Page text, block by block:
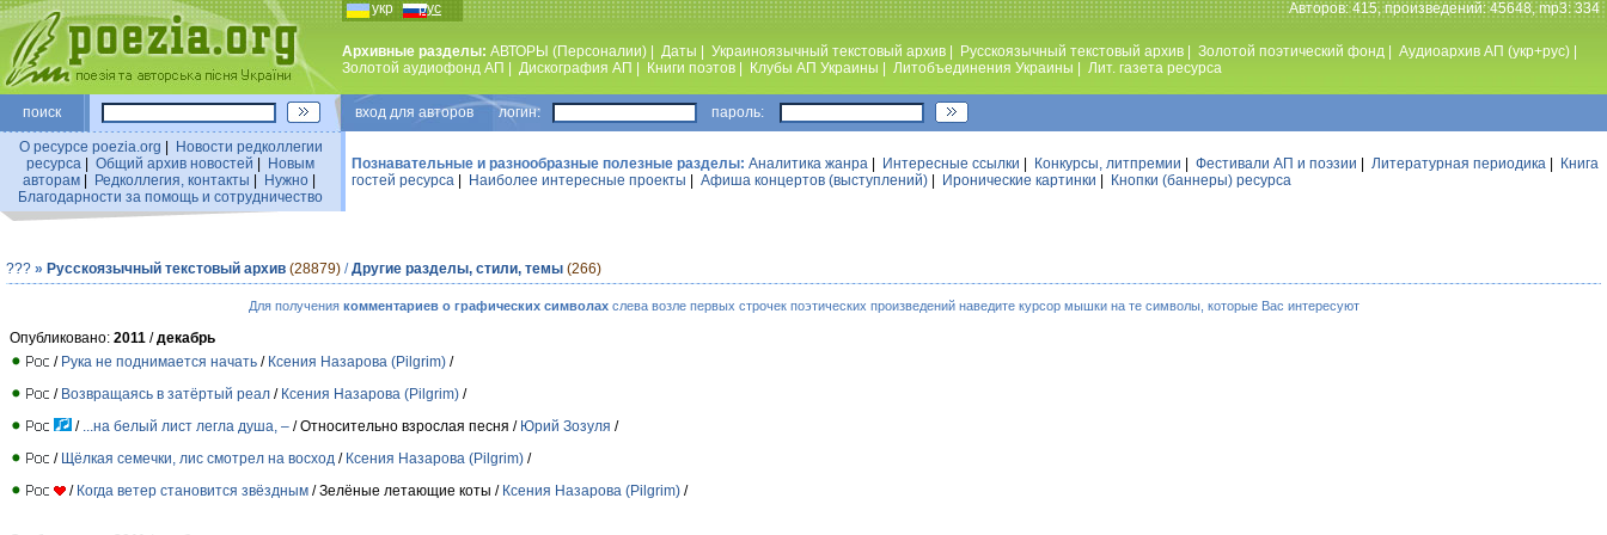
укр рус Авторов: 415, произведений: 45648, mp3: 334
Архивные разделы: АВТОРЫ (Персоналии) Даты Украиноязычный текстовый архив Русскоязычный текстовый архив Золотой поэтический фонд Аудиоархив АП (укр+рус)
Золотой аудиофонд АП
Дискография АП Книги поэтов Клубы АП Украины Литобъединения Украины Лит. газета ресурса
поиск вход для авторов логин: пароль:
О ресурсе poezia.org
Новости редколлегии
ресурса
Общий архив новостей
Новым
авторам| Редколлегия, контакты Нужно|
Благодарности за помощь и сотрудничество
Познавательные и разнообразные полезные разделы: Аналитика жанра Интересные ссылки Конкурсы, литпремии Фестивали АП и поэзии Литературная периодика
Книга
гостей ресурса
Наиболее интересные проекты Афиша концертов (выступлений) Иронические картинки Кнопки (баннеры) ресурса
??? » Русскоязычный текстовый архив (28879) /Другие разделы, стили, темы (266)
Для получения комментариев о графических символахслева возле первых строчек поэтических произведений наведите курсор мышки на те символы, которые Вас интересуют
Опубликовано: 2011 /декабрь
/ Рука не поднимается начать / Ксения Назарова (Pilgrim) /
/ Возвращаясь в затёртый реал / Ксения Назарова (Pilgrim) /
/
...на белый лист легла душа, – / Относительно взрослая песня / Юрий Зозуля /
/ Щёлкая семечки, лис смотрел на восход / Ксения Назарова (Pilgrim) /
/ Когда ветер становится звёздным / Зелёные летающие коты / Ксения Назарова (Pilgrim) /